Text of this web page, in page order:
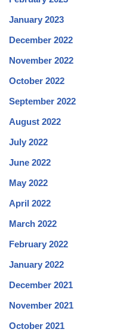
January 2023
December 2022
November 2022
October 2022
September 2022
August 2022
July 2022
June 2022
May 2022
April 2022
March 2022
February 2022
January 2022
December 2021
November 2021
October 2021